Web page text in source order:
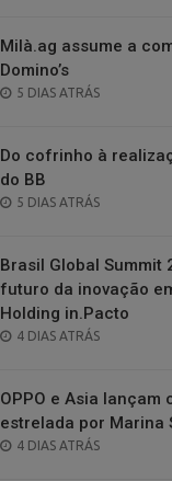
Milà.ag assume a
Domino’s
POSTED
5 DIAS ATRÁS
Do cofrinho à
do BB
POSTED
5 DIAS ATRÁS
Brasil Global Summit
futuro da inovação
Holding in.Pacto
POSTED
4 DIAS ATRÁS
OPPO e Asia lançam
estrelada por Marina
POSTED
4 DIAS ATRÁS